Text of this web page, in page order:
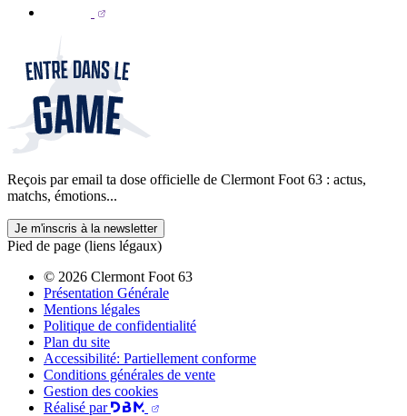
Reçois par email ta dose officielle de Clermont Foot 63 : actus,
matchs, émotions...
Je m'inscris à la newsletter
Pied de page (liens légaux)
© 2026 Clermont Foot 63
Présentation Générale
Mentions légales
Politique de confidentialité
Plan du site
Accessibilité: Partiellement conforme
Conditions générales de vente
Gestion des cookies
Réalisé par